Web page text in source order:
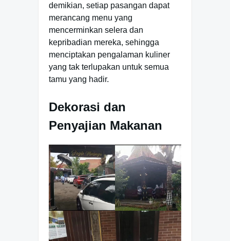
demikian, setiap pasangan dapat
merancang menu yang
mencerminkan selera dan
kepribadian mereka, sehingga
menciptakan pengalaman kuliner
yang tak terlupakan untuk semua
tamu yang hadir.
Dekorasi dan
Penyajian Makanan